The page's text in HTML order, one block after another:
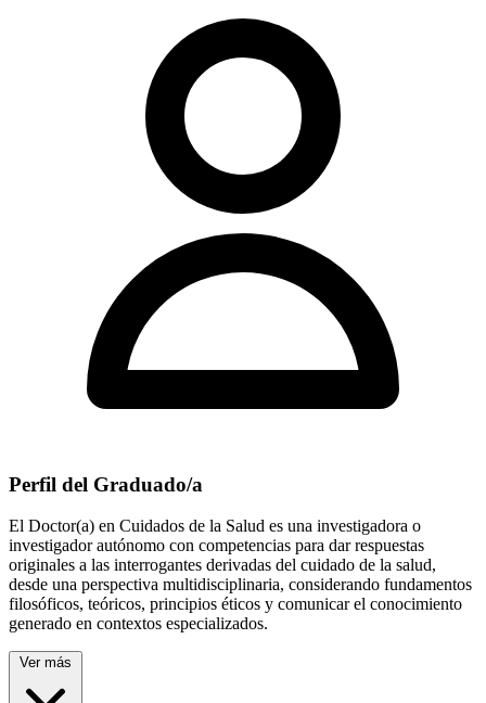
Perfil del Graduado/a
El Doctor(a) en Cuidados de la Salud es una investigadora o
investigador autónomo con competencias para dar respuestas
originales a las interrogantes derivadas del cuidado de la salud,
desde una perspectiva multidisciplinaria, considerando fundamentos
filosóficos, teóricos, principios éticos y comunicar el conocimiento
generado en contextos especializados.
Ver más